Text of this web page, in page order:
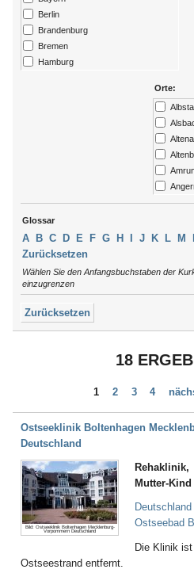
Berlin
Brandenburg
Bremen
Hamburg
Sachsen-Anhalt
Schleswig-Holstein
Thüringen
Tirol
Orte:
Bad
Bad
Bad
Bad
Bad
Bad
Bad
Bad
Bad
Glossar
A B C D E F G H J K L M
Zurücksetzen
Wählen Sie den Anfangsbuchstaben der
einzugrenzen
Zurücksetzen
18
1 2 3 4
Ostseeklinik Boltenhagen
Deutschland
Bild: Ostseeklinik Boltenhagen Mecklenburg-
Vorpommern Deutschland
Rehaklinik,
Mutter-
Ostseebad
Die Klinik
Ostseestrand entfernt.